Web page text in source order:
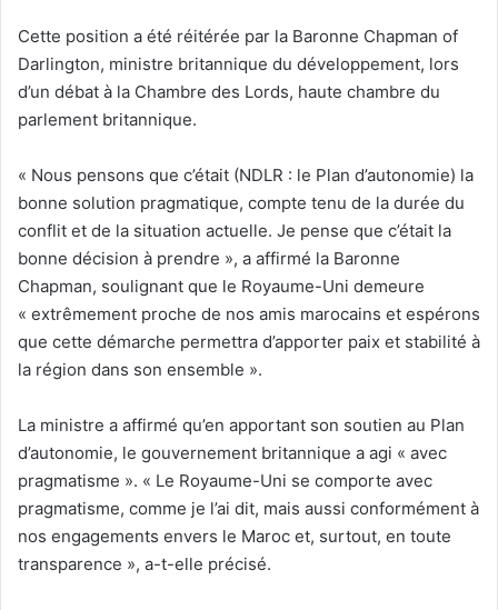
Cette position a été réitérée par la Baronne Chapman of
Darlington, ministre britannique du développement, lors
d’un débat à la Chambre des Lords, haute chambre du
parlement britannique.
« Nous pensons que c’était (NDLR : le Plan d’autonomie) la
bonne solution pragmatique, compte tenu de la durée du
conflit et de la situation actuelle. Je pense que c’était la
bonne décision à prendre », a affirmé la Baronne
Chapman, soulignant que le Royaume-Uni demeure
« extrêmement proche de nos amis marocains et espérons
que cette démarche permettra d’apporter paix et stabilité à
la région dans son ensemble ».
La ministre a affirmé qu’en apportant son soutien au Plan
d’autonomie, le gouvernement britannique a agi « avec
pragmatisme ». « Le Royaume-Uni se comporte avec
pragmatisme, comme je l’ai dit, mais aussi conformément à
nos engagements envers le Maroc et, surtout, en toute
transparence », a-t-elle précisé.